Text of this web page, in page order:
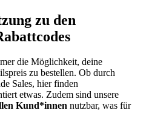
zu den
die Möglichkeit, deine
zu bestellen. Ob durch
Sales, hier finden
etwas. Zudem sind unsere
Kund*innen nutzbar, was für